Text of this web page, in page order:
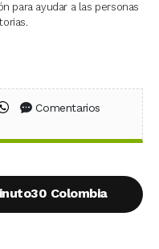
para ayudar a las personas
en Facebook
en X (Twitter)
Compartir en WhatsApp
Comentarios
Colombia